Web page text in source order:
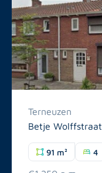
Terneuzen
Betje Wolffstraat
91 m² 4